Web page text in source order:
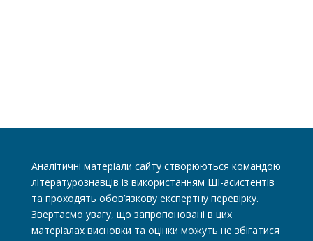
Аналітичні матеріали сайту створюються командою
літературознавців із використанням ШІ-асистентів
та проходять обов’язкову експертну перевірку.
Звертаємо увагу, що запропоновані в цих
матеріалах висновки та оцінки можуть не збігатися